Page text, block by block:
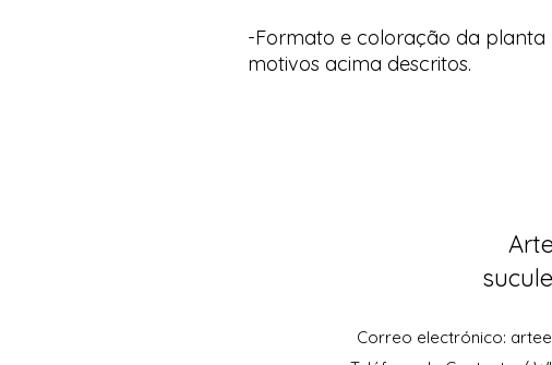
-Formato e coloração da planta
motivos acima descritos.
Correo electrónico: